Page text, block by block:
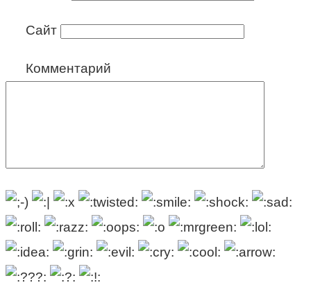
Сайт
Комментарий